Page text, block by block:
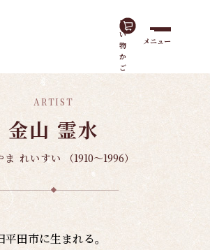
買
い
物
か
ご
メニュー
ARTIST
金山 霊水
ま れいすい （1910～1996）
田市に生まれる。